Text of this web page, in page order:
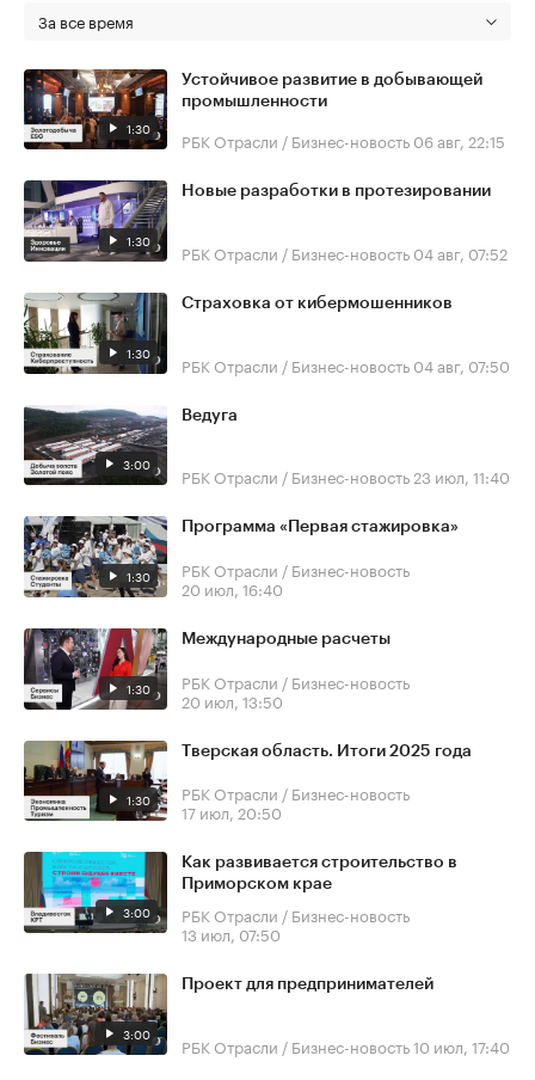
За все время
1:30
Устойчивое развитие в добывающей
промышленности
РБК Отрасли / Бизнес-новость 06 авг, 22:15
1:30
Новые разработки в протезировании
РБК Отрасли / Бизнес-новость 04 авг, 07:52
1:30
Страховка от кибермошенников
РБК Отрасли / Бизнес-новость 04 авг, 07:50
3:00
Ведуга
РБК Отрасли / Бизнес-новость 23 июл, 11:40
1:30
Программа «Первая стажировка»
РБК Отрасли / Бизнес-новость
20 июл, 16:40
1:30
Международные расчеты
РБК Отрасли / Бизнес-новость
20 июл, 13:50
1:30
Тверская область. Итоги 2025 года
РБК Отрасли / Бизнес-новость
17 июл, 20:50
3:00
Как развивается строительство в
Приморском крае
РБК Отрасли / Бизнес-новость
13 июл, 07:50
3:00
Проект для предпринимателей
РБК Отрасли / Бизнес-новость10 июл, 17:40